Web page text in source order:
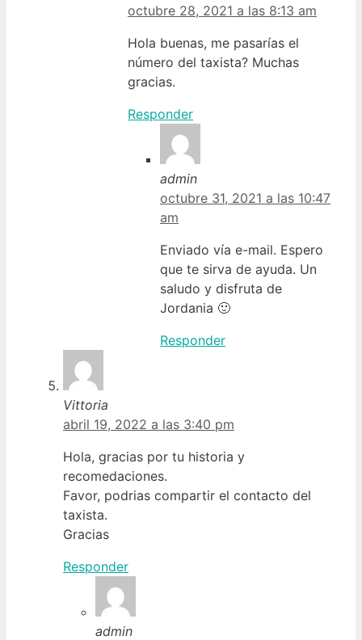
octubre 28, 2021 a las 8:13 am
Hola buenas, me pasarías el
número del taxista? Muchas
gracias.
Responder
admin
octubre 31, 2021 a las 10:47
am
Enviado vía e-mail. Espero
que te sirva de ayuda. Un
saludo y disfruta de
Jordania 🙂
Responder
Vittoria
abril 19, 2022 a las 3:40 pm
Hola, gracias por tu historia y
recomedaciones.
Favor, podrias compartir el contacto del
taxista.
Gracias
Responder
admin